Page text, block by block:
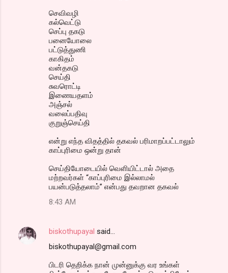
செவிவழி
கல்வெட்டு
செப்பு தகடு
பனையோலை
பட்டுத்துணி
காகிதம்
வன்தகடு
செய்தி
சுவரொட்டி
இணையதளம்
அஞ்சல்
வலைப்பதிவு
குறுஞ்செய்தி
என்று எந்த விதத்தில் தகவல் பரிமாறப்பட்டாலும்
காப்புரிமை ஒன்று தான்
செய்தியோடையில் வெளியிட்டால் அதை
மற்றவர்கள் “காப்புரிமை இல்லாமல்
பயன்படுத்தலாம்” என்பது தவறான தகவல்
8:43 AM
biskothupayal said…
biskothupayal@gmail.com
பிடரி தெறிக்க நான் முன்னுக்கு வர உங்கள்